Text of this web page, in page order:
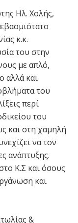
Ηλ. Χολής,
κ.κ.
του στην
με απλό,
αλλά και
του
περί
του
και στη χαμηλή
να τον
ανάπτυξης.
Κ.Σ και όσους
και
&